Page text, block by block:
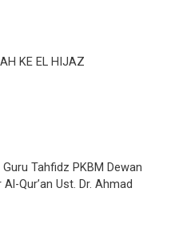
KE EL HIJAZ
Tahfidz PKBM Dewan
Qur’an Ust. Dr. Ahmad